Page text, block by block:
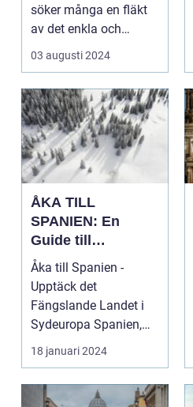
söker många en fläkt
av det enkla och
naturn&aum...
03 augusti 2024
ÅKA TILL
SPANIEN: En
Guide till
Spännande
Resmål och
Resetyper
Åka till Spanien -
Upptäck det
Fängslande Landet i
Sydeuropa Spanien,
beläget i sydvästra
Europa på...
18 januari 2024